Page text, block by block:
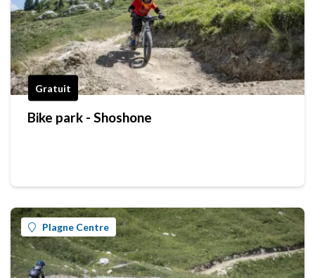
Gratuit
Bike park - Shoshone
Plagne Centre